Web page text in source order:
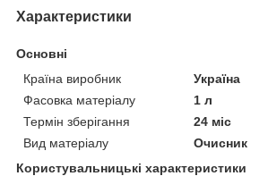
Характеристики
Основні
Країна виробник
Україна
Фасовка матеріалу
1 л
Термін зберігання
24 міс
Вид матеріалу
Очисник
Користувальницькі характеристики